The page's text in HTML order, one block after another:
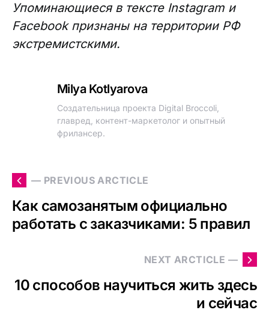
Упоминающиеся в тексте Instagram и
Facebook признаны на территории РФ
экстремистскими.
Milya Kotlyarova
Создательница проекта Digital Broccoli,
главред, контент-маркетолог и опытный
фрилансер.
— PREVIOUS ARCTICLE
Как самозанятым официально
работать с заказчиками: 5 правил
NEXT ARCTICLE —
10 способов научиться жить здесь
и сейчас